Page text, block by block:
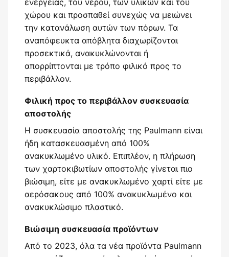
χώρου και προσπαθεί συνεχώς να μειώνει
την κατανάλωση αυτών των πόρων. Τα
αναπόφευκτα απόβλητα διαχωρίζονται
προσεκτικά, ανακυκλώνονται ή
απορρίπτονται με τρόπο φιλικό προς το
περιβάλλον.
Φιλική προς το περιβάλλον συσκευασία
αποστολής
Η συσκευασία αποστολής της Paulmann είναι
ήδη κατασκευασμένη από 100%
ανακυκλωμένο υλικό. Επιπλέον, η πλήρωση
των χαρτοκιβωτίων αποστολής γίνεται πιο
βιώσιμη, είτε με ανακυκλωμένο χαρτί είτε με
αερόσακους από 100% ανακυκλωμένο και
ανακυκλώσιμο πλαστικό.
Βιώσιμη συσκευασία προϊόντων
Από το 2023, όλα τα νέα προϊόντα Paulmann